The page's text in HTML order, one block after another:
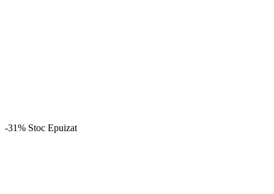
-31% Stoc Epuizat